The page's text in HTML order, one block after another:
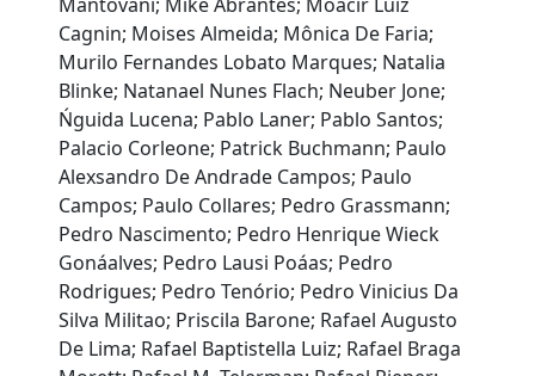
Cagnin; Moises Almeida; Mônica De Faria;
Murilo Fernandes Lobato Marques; Natalia
Blinke; Natanael Nunes Flach; Neuber Jone;
Ńguida Lucena; Pablo Laner; Pablo Santos;
Palacio Corleone; Patrick Buchmann; Paulo
Alexsandro De Andrade Campos; Paulo
Campos; Paulo Collares; Pedro Grassmann;
Pedro Nascimento; Pedro Henrique Wieck
Gonáalves; Pedro Lausi Poáas; Pedro
Rodrigues; Pedro Tenório; Pedro Vinicius Da
Silva Militao; Priscila Barone; Rafael Augusto
De Lima; Rafael Baptistella Luiz; Rafael Braga